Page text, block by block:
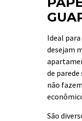
Ideal para
desejam
de
não
São